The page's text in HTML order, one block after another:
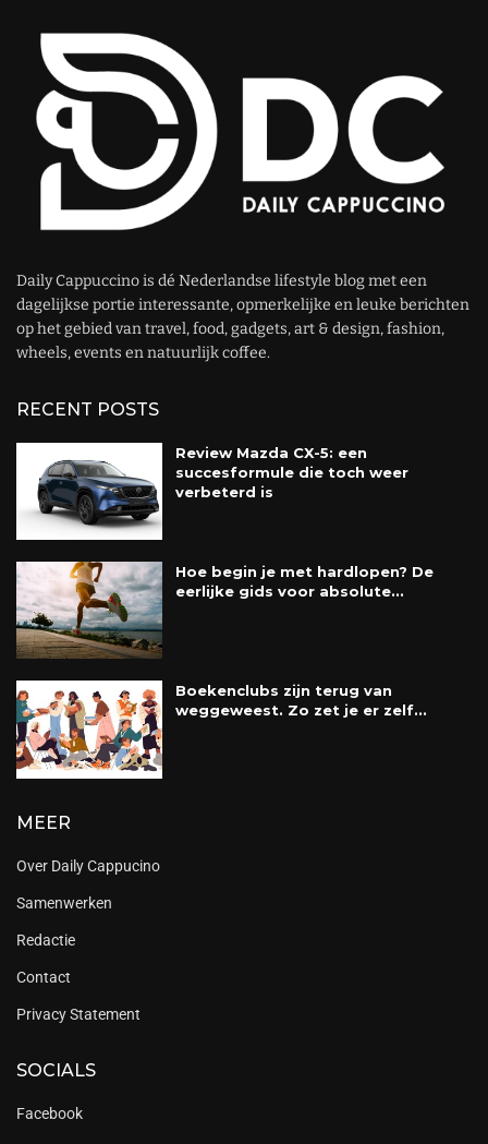
Daily Cappuccino is dé Nederlandse lifestyle blog met een
dagelijkse portie interessante, opmerkelijke en leuke berichten
op het gebied van travel, food, gadgets, art & design, fashion,
wheels, events en natuurlijk coffee.
RECENT POSTS
Review Mazda CX-5: een
succesformule die toch weer
verbeterd is
Hoe begin je met hardlopen? De
eerlijke gids voor absolute...
Boekenclubs zijn terug van
weggeweest. Zo zet je er zelf...
MEER
Over Daily Cappucino
Samenwerken
Redactie
Contact
Privacy Statement
SOCIALS
Facebook